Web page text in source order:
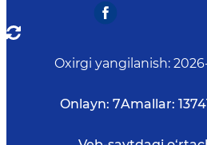
Oxirgi yangilanish:
Onlayn: 7Amallar: 1374